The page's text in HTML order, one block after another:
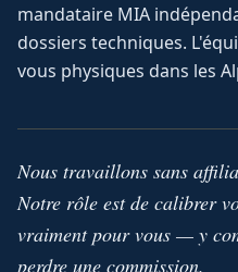
mandataire MIA
dossiers techniques.
vous physiques dans les
Nous travaillons sans
Notre rôle est de calibrer
vraiment pour vous — y
perdre une commission.